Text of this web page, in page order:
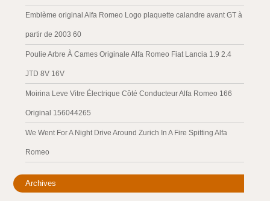
Emblème original Alfa Romeo Logo plaquette calandre avant GT à
partir de 2003 60
Poulie Arbre À Cames Originale Alfa Romeo Fiat Lancia 1.9 2.4
JTD 8V 16V
Moirina Leve Vitre Électrique Côté Conducteur Alfa Romeo 166
Original 156044265
We Went For A Night Drive Around Zurich In A Fire Spitting Alfa
Romeo
Archives